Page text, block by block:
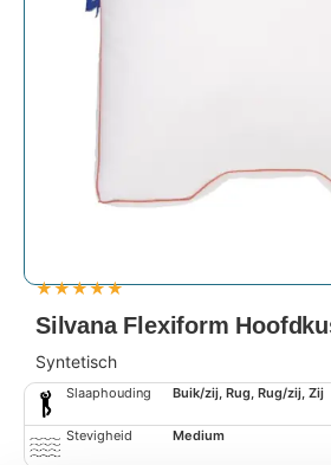
★★★★★
Silvana Flexiform
Syntetisch
Slaaphouding Buik/zij, Rug, Rug/zij, Zij
Stevigheid Medium